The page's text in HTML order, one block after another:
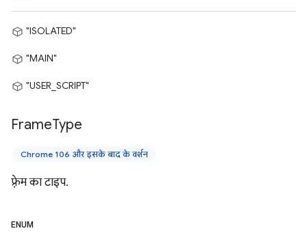
"ISOLATED"
"MAIN"
"USER_SCRIPT"
FrameType
Chrome 106 और इसके बाद के वर्शन
फ़्रेम का टाइप.
ENUM